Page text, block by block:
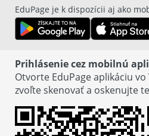
EduPage je k dispozícii aj ako
Prihlásenie cez mobilnú
Otvorte EduPage aplikáciu
zvoľte skenovať a oskenujte